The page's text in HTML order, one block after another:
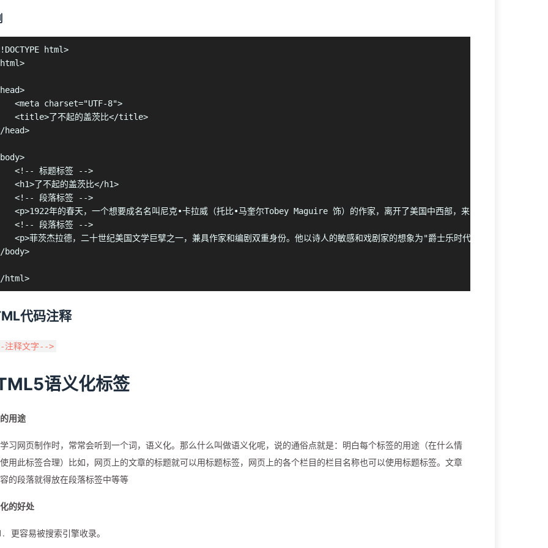
html>
<meta charset="UTF-8">
<title>了不起的盖茨比</title>
head>
<!-- 标题标签 -->
<h1>了不起的盖茨比</h1>
<!-- 段落标签 -->
<p>1922年的春天，一个想要成名名叫尼克•卡拉威（托比•马奎尔Tobey Maguire 饰）的作家，离开了美国中西部，来到了纽约。那是
<!-- 段落标签 -->
<p>菲茨杰拉德，二十世纪美国文学巨擘之一，兼具作家和编剧双重身份。他以诗人的敏感和戏剧家的想象为"爵士乐时代"吟唱华丽挽歌，
body>
</html>
代码注释
释文字-->
语义化标签
用途
习网页制作时，常常会听到一个词，语义化。那么什么叫做语义化呢，说的通俗点就是：明白每个标签的用途（在什么情
用此标签合理）比如，网页上的文章的标题就可以用标题标签，网页上的各个栏目的栏目名称也可以使用标题标签。文章
的段落就得放在段落标签中等等
的好处
更容易被搜索引擎收录。